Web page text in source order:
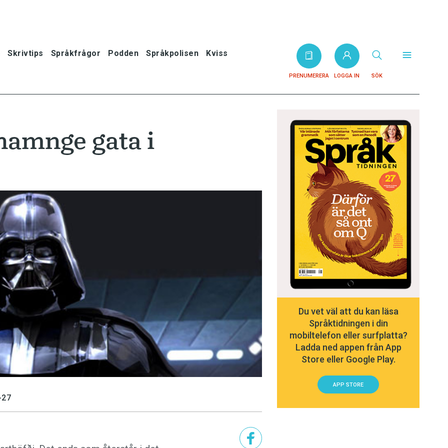
Skrivtips Språkfrågor Podden Språkpolisen Kviss
PRENUMERERA LOGGA IN SÖK
digitalt
gata i
27
Du vet väl att du kan läsa
Språktidningen i din
mobiltelefon eller surfplatta?
Ladda ned appen från App
Store eller Google Play.
APP STORE